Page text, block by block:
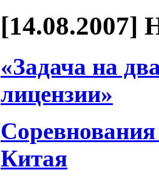
[14.08.2007]
«Задача на
лицензии»
Соревнования
Китая